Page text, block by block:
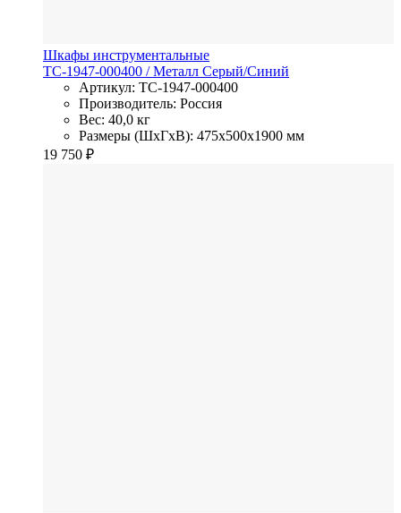
Шкафы инструментальные
TC-1947-000400 / Металл Серый/Синий
Артикул: TC-1947-000400
Производитель: Россия
Вес: 40,0 кг
Размеры (ШхГхВ): 475x500x1900 мм
19 750 ₽